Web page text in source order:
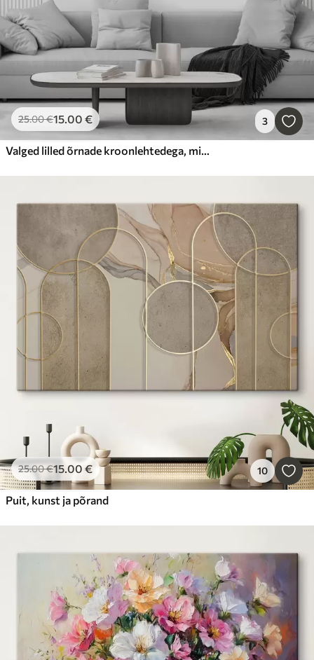
25.00€15.00 € 3
Valged lilled õrnade kroonlehtedega, mis on paigutatud kauni lillemustriga heledal taustal
25.00€15.00 € 10
Puit, kunst ja põrand